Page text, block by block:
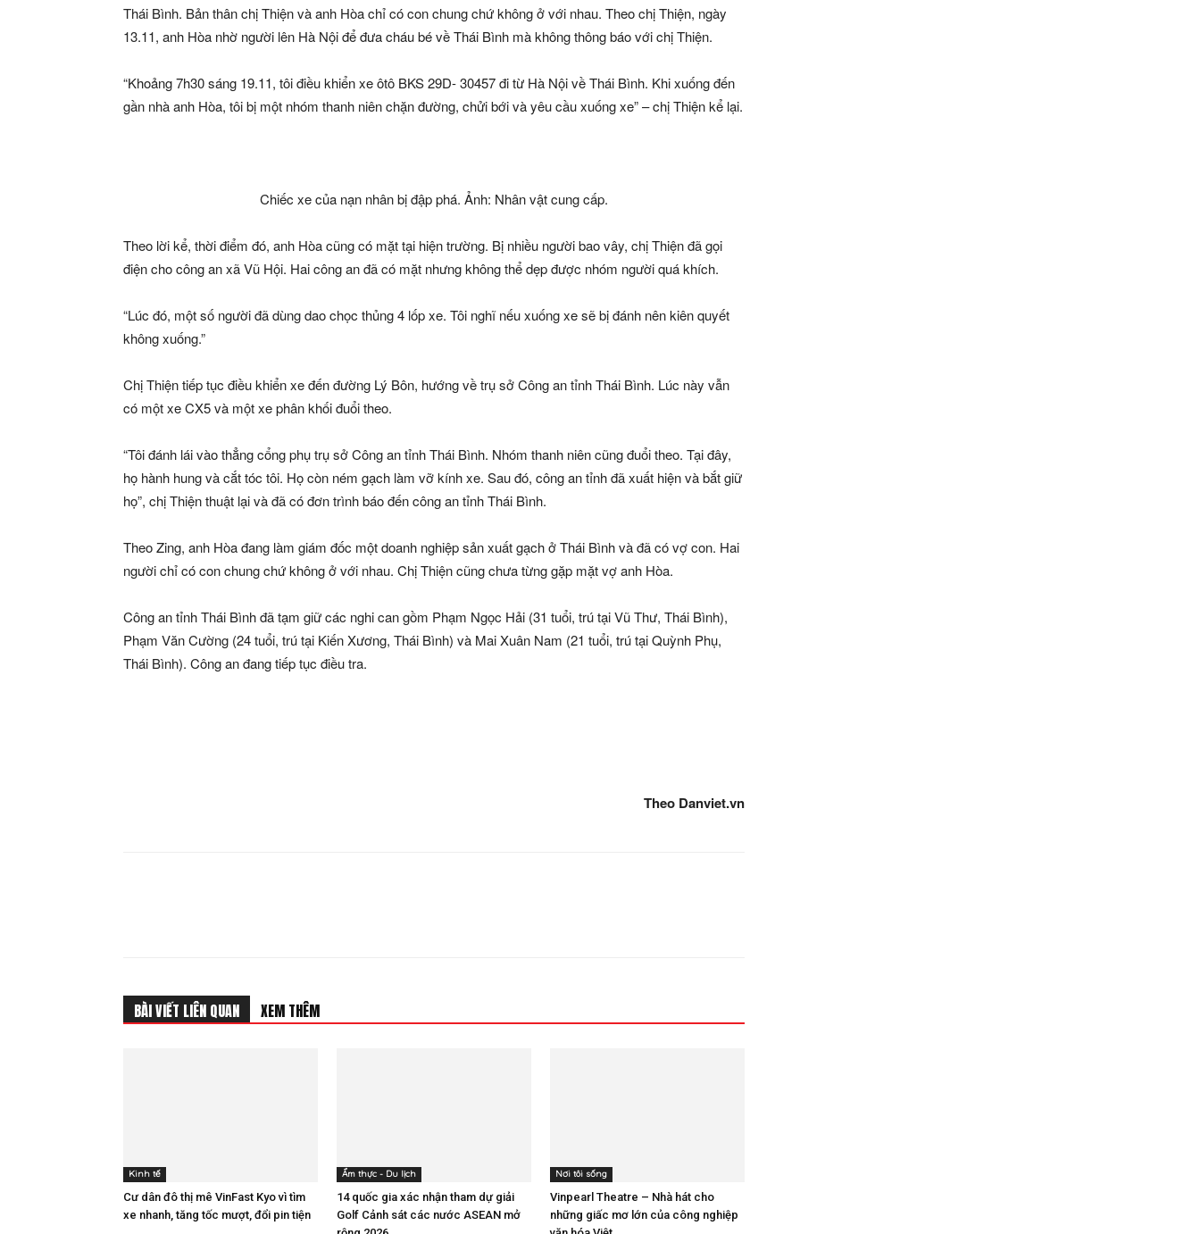
Thái Bình. Bản thân chị Thiện và anh Hòa chỉ có con chung chứ không ở với nhau. Theo chị Thiện, ngày
13.11, anh Hòa nhờ người lên Hà Nội để đưa cháu bé về Thái Bình mà không thông báo với chị Thiện.
“Khoảng 7h30 sáng 19.11, tôi điều khiển xe ôtô BKS 29D- 30457 đi từ Hà Nội về Thái Bình. Khi xuống đến
gần nhà anh Hòa, tôi bị một nhóm thanh niên chặn đường, chửi bới và yêu cầu xuống xe” – chị Thiện kể lại.
Chiếc xe của nạn nhân bị đập phá. Ảnh: Nhân vật cung cấp.
Theo lời kể, thời điểm đó, anh Hòa cũng có mặt tại hiện trường. Bị nhiều người bao vây, chị Thiện đã gọi
điện cho công an xã Vũ Hội. Hai công an đã có mặt nhưng không thể dẹp được nhóm người quá khích.
“Lúc đó, một số người đã dùng dao chọc thủng 4 lốp xe. Tôi nghĩ nếu xuống xe sẽ bị đánh nên kiên quyết
không xuống.”
Chị Thiện tiếp tục điều khiển xe đến đường Lý Bôn, hướng về trụ sở Công an tỉnh Thái Bình. Lúc này vẫn
có một xe CX5 và một xe phân khối đuổi theo.
“Tôi đánh lái vào thẳng cổng phụ trụ sở Công an tỉnh Thái Bình. Nhóm thanh niên cũng đuổi theo. Tại đây,
họ hành hung và cắt tóc tôi. Họ còn ném gạch làm vỡ kính xe. Sau đó, công an tỉnh đã xuất hiện và bắt giữ
họ”, chị Thiện thuật lại và đã có đơn trình báo đến công an tỉnh Thái Bình.
Theo Zing, anh Hòa đang làm giám đốc một doanh nghiệp sản xuất gạch ở Thái Bình và đã có vợ con. Hai
người chỉ có con chung chứ không ở với nhau. Chị Thiện cũng chưa từng gặp mặt vợ anh Hòa.
Công an tỉnh Thái Bình đã tạm giữ các nghi can gồm Phạm Ngọc Hải (31 tuổi, trú tại Vũ Thư, Thái Bình),
Phạm Văn Cường (24 tuổi, trú tại Kiến Xương, Thái Bình) và Mai Xuân Nam (21 tuổi, trú tại Quỳnh Phụ,
Thái Bình). Công an đang tiếp tục điều tra.
Theo Danviet.vn
BÀI VIẾT LIÊN QUAN XEM THÊM
Kinh tế
Cư dân đô thị mê VinFast Kyo vì tìm
xe nhanh, tăng tốc mượt, đổi pin tiện
Ẩm thực - Du lịch
14 quốc gia xác nhận tham dự giải
Golf Cảnh sát các nước ASEAN mở
Nơi tôi sống
Vinpearl Theatre – Nhà hát cho
những giấc mơ lớn của công nghiệp